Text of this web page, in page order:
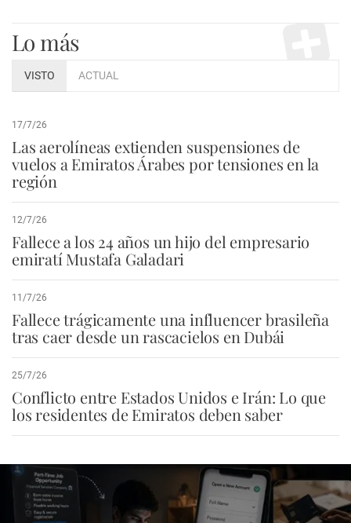
Lo más
VISTO ACTUAL
17/7/26
Las aerolíneas extienden suspensiones de
vuelos a Emiratos Árabes por tensiones en la
región
12/7/26
Fallece a los 24 años un hijo del empresario
emiratí Mustafa Galadari
11/7/26
Fallece trágicamente una influencer brasileña
tras caer desde un rascacielos en Dubái
25/7/26
Conflicto entre Estados Unidos e Irán: Lo que
los residentes de Emiratos deben saber